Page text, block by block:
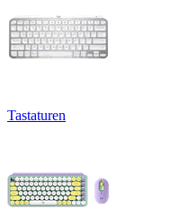
Tastaturen